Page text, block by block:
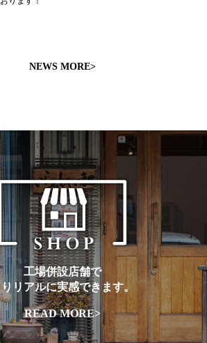
NEWS MORE>
工場併設店舗で
りリアルに実感できます。
READ MORE>